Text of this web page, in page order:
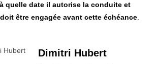
quelle date il autorise la conduite et
être engagée avant cette échéance
Dimitri Hubert